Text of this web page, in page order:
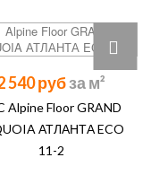
540 руб
Alpine Floor GRAND
АТЛАНТА ECO
11-2